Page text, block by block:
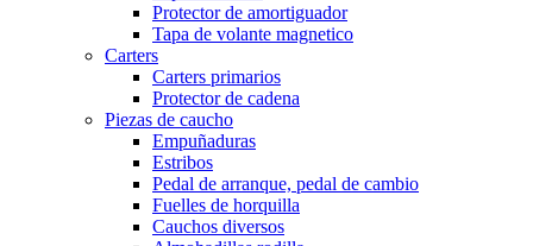
Protector de amortiguador
Tapa de volante magnetico
Carters
Carters primarios
Protector de cadena
Piezas de caucho
Empuñaduras
Estribos
Pedal de arranque, pedal de cambio
Fuelles de horquilla
Cauchos diversos